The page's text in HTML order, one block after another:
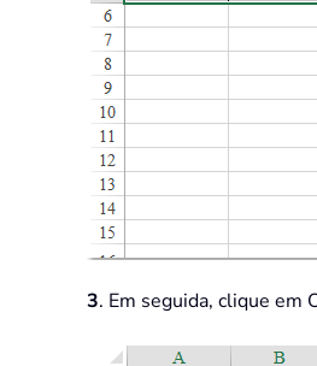
3. Em seguida, clique em